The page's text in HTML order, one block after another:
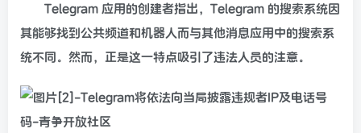
Telegram 应用的创建者指出，Telegram 的搜索系统因
其能够找到公共频道和机器人而与其他消息应用中的搜索系
统不同。然而，正是这一特点吸引了违法人员的注意。